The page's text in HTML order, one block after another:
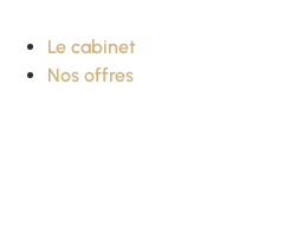
Le cabinet
Nos offres